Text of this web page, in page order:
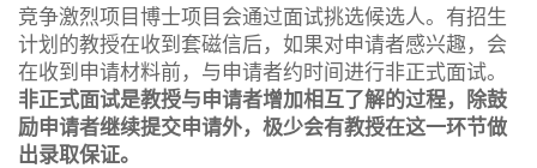
竞争激烈项目博士项目会通过面试挑选候选人。有招生
计划的教授在收到套磁信后，如果对申请者感兴趣，会
在收到申请材料前，与申请者约时间进行非正式面试。
非正式面试是教授与申请者增加相互了解的过程，除鼓
励申请者继续提交申请外，极少会有教授在这一环节做
出录取保证。